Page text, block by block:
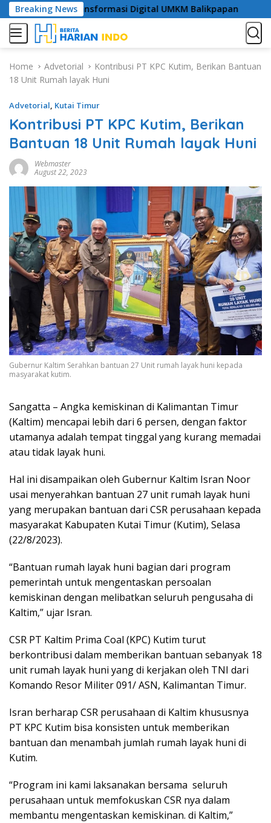
k
Breaking News
Awal Transformasi Digital UMKM Balikpapan
Home Advetorial
Kontribusi PT KPC Kutim, Berikan Bantuan
18 Unit Rumah layak Huni
Advetorial, Kutai Timur
Kontribusi PT KPC Kutim, Berikan
Bantuan 18 Unit Rumah layak Huni
Webmaster
August 22, 2023
Gubernur Kaltim Serahkan bantuan 27 Unit rumah layak huni kepada
masyarakat kutim.
Sangatta – Angka kemiskinan di Kalimantan Timur
(Kaltim) mencapai lebih dari 6 persen, dengan faktor
utamanya adalah tempat tinggal yang kurang memadai
atau tidak layak huni.
Hal ini disampaikan oleh Gubernur Kaltim Isran Noor
usai menyerahkan bantuan 27 unit rumah layak huni
yang merupakan bantuan dari CSR perusahaan kepada
masyarakat Kabupaten Kutai Timur (Kutim), Selasa
(22/8/2023).
“Bantuan rumah layak huni bagian dari program
pemerintah untuk mengentaskan persoalan
kemiskinan dengan melibatkan seluruh pengusaha di
Kaltim,” ujar Isran.
CSR PT Kaltim Prima Coal (KPC) Kutim turut
berkontribusi dalam memberikan bantuan sebanyak 18
unit rumah layak huni yang di kerjakan oleh TNI dari
Komando Resor Militer 091/ ASN, Kalimantan Timur.
Isran berharap CSR perusahaan di Kaltim khususnya
PT KPC Kutim bisa konsisten untuk memberikan
bantuan dan menambah jumlah rumah layak huni di
Kutim.
“Program ini kami laksanakan bersama seluruh
perusahaan untuk memfokuskan CSR nya dalam
membantu mengentaskan kemiskinan. di Kaltim,”